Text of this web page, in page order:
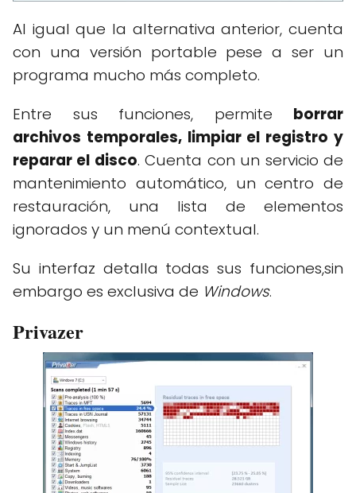
Al igual que la alternativa anterior, cuenta
con una versión portable pese a ser un
programa mucho más completo.
Entre sus funciones, permite borrar
archivos temporales, limpiar el registro y
reparar el disco. Cuenta con un servicio de
mantenimiento automático, un centro de
restauración, una lista de elementos
ignorados y un menú contextual.
Su interfaz detalla todas sus funciones,sin
embargo es exclusiva de Windows.
Privazer